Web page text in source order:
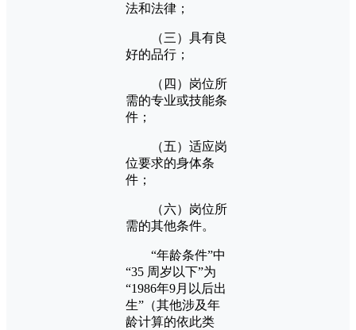
法和法律；
（三）具有良
好的品行；
（四）岗位所
需的专业或技能条
件；
（五）适应岗
位要求的身体条
件；
（六）岗位所
需的其他条件。
“年龄条件”中
“35 周岁以下”为
“1986年9月以后出
生”（其他涉及年
龄计算的依此类